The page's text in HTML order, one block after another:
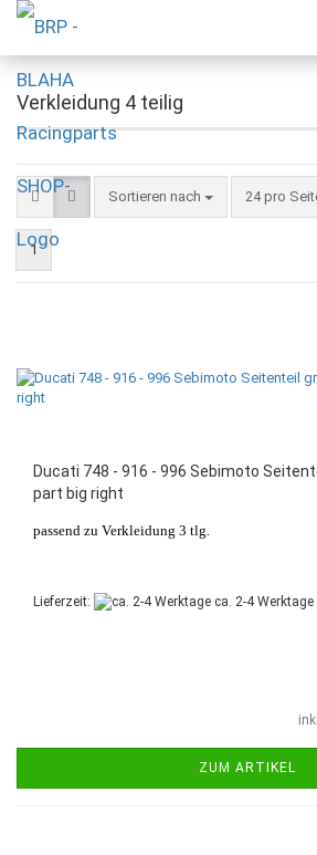
Verkleidung 4 teilig
Sortieren nach
Sortieren nach 24 pro
pro Seite
1
Ducati 748 - 916 - 996 Sebimoto
part big right
passend zu Verkleidung 3 tlg.
Lieferzeit: ca. 2-4 Werktage
ZUM ARTIKEL